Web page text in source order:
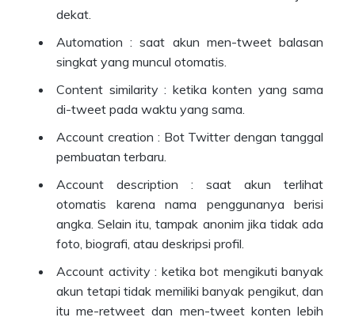
dekat.
Automation : saat akun men-tweet balasan
singkat yang muncul otomatis.
Content similarity : ketika konten yang sama
di-tweet pada waktu yang sama.
Account creation : Bot Twitter dengan tanggal
pembuatan terbaru.
Account description : saat akun terlihat
otomatis karena nama penggunanya berisi
angka. Selain itu, tampak anonim jika tidak ada
foto, biografi, atau deskripsi profil.
Account activity : ketika bot mengikuti banyak
akun tetapi tidak memiliki banyak pengikut, dan
itu me-retweet dan men-tweet konten lebih